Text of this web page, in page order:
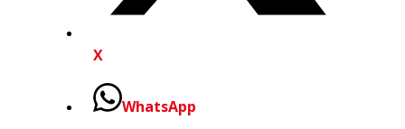
X
WhatsApp